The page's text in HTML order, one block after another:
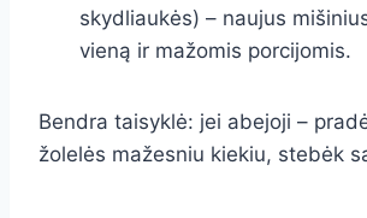
skydliaukės) – naujus
vieną ir mažomis porcijomis.
Bendra taisyklė: jei abejoji –
žolelės mažesniu kiekiu, stebėk